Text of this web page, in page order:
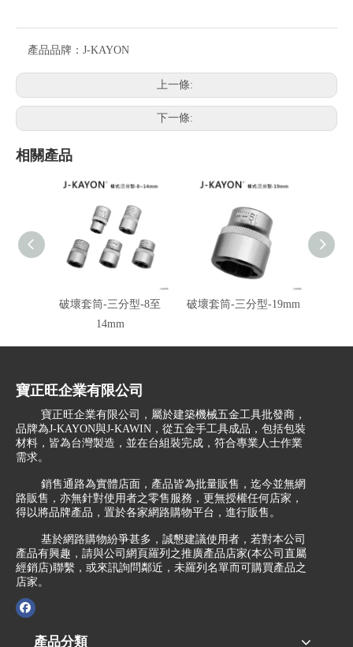
產品品牌： J-KAYON
上一條:
下一條:
相關產品
破壞套筒-三分型-8至
14mm
破壞套筒-三分型-19mm
寶正旺企業有限公司
寶正旺企業有限公司，屬於建築機械五金工具批發商，
品牌為J-KAYON與J-KAWIN，從五金手工具成品，包括包裝
材料，皆為台灣製造，並在台組裝完成，符合專業人士作業
需求。
銷售通路為實體店面，產品皆為批量販售，迄今並無網
路販售，亦無針對使用者之零售服務，更無授權任何店家，
得以將品牌產品，置於各家網路購物平台，進行販售。
基於網路購物紛爭甚多，誠懇建議使用者，若對本公司
產品有興趣，請與公司網頁羅列之推廣產品店家(本公司直屬
經銷店)聯繫，或來訊詢問鄰近，未羅列名單而可購買產品之
店家。
產品分類